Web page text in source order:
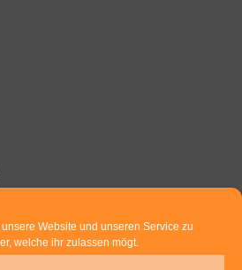
Website und unseren Service zu
welche ihr zulassen mögt.